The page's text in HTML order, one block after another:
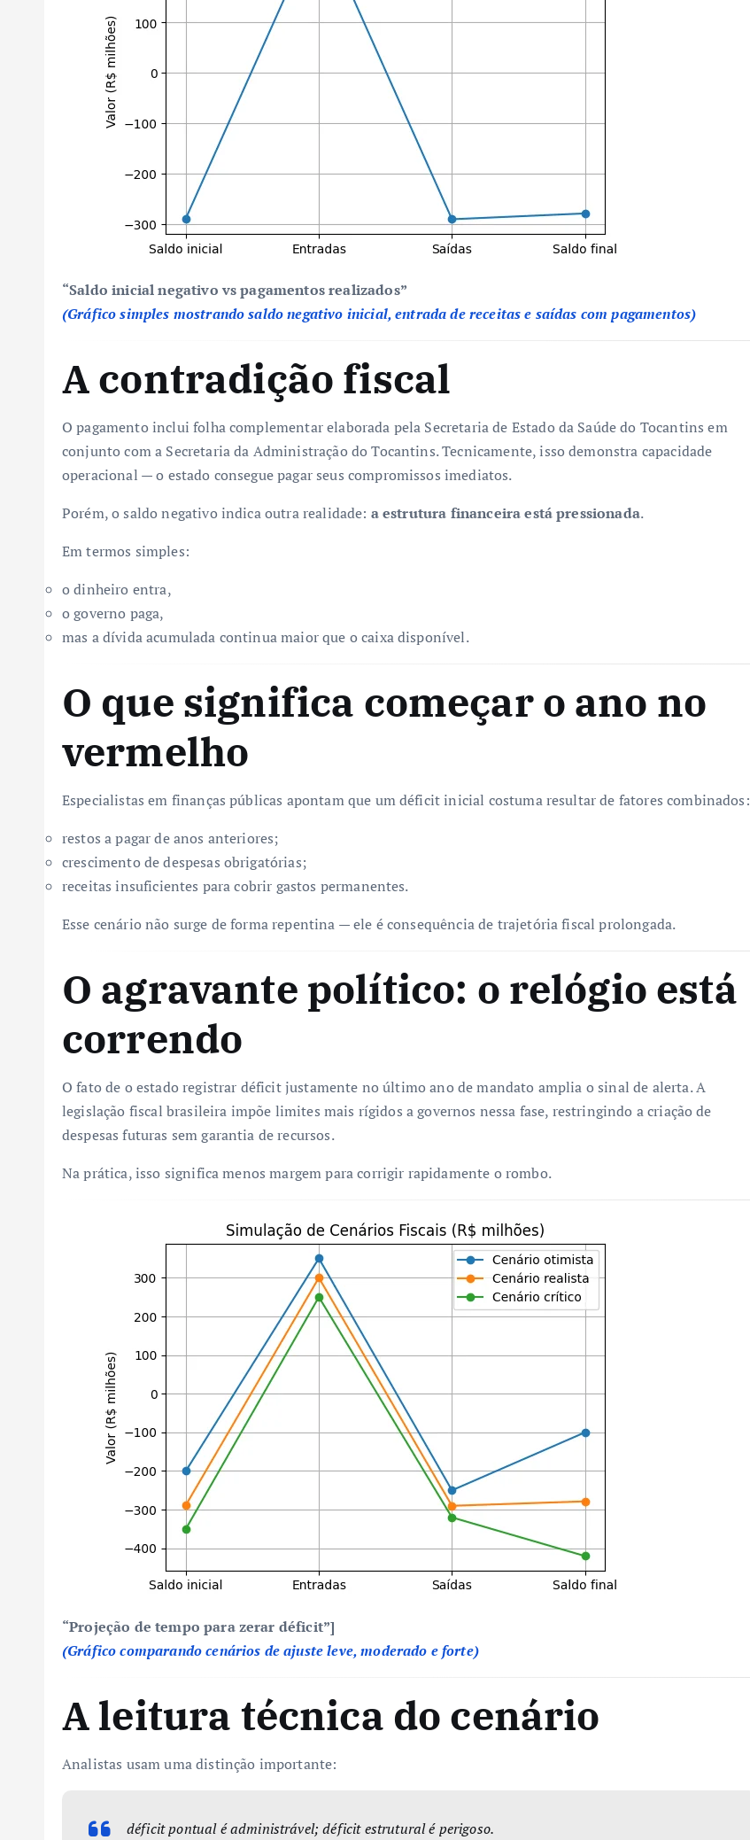
“Saldo inicial negativo vs pagamentos realizados”
(Gráfico simples mostrando saldo negativo inicial, entrada de receitas e saídas com pagamentos)
A contradição fiscal
O pagamento inclui folha complementar elaborada pela Secretaria de Estado da Saúde do Tocantins em
conjunto com a Secretaria da Administração do Tocantins. Tecnicamente, isso demonstra capacidade
operacional — o estado consegue pagar seus compromissos imediatos.
Porém, o saldo negativo indica outra realidade: a estrutura financeira está pressionada.
Em termos simples:
o dinheiro entra,
o governo paga,
mas a dívida acumulada continua maior que o caixa disponível.
O que significa começar o ano no
vermelho
Especialistas em finanças públicas apontam que um déficit inicial costuma resultar de fatores combinados:
restos a pagar de anos anteriores;
crescimento de despesas obrigatórias;
receitas insuficientes para cobrir gastos permanentes.
Esse cenário não surge de forma repentina — ele é consequência de trajetória fiscal prolongada.
O agravante político: o relógio está
correndo
O fato de o estado registrar déficit justamente no último ano de mandato amplia o sinal de alerta. A
legislação fiscal brasileira impõe limites mais rígidos a governos nessa fase, restringindo a criação de
despesas futuras sem garantia de recursos.
Na prática, isso significa menos margem para corrigir rapidamente o rombo.
“Projeção de tempo para zerar déficit”]
(Gráfico comparando cenários de ajuste leve, moderado e forte)
A leitura técnica do cenário
Analistas usam uma distinção importante:
déficit pontual é administrável; déficit estrutural é perigoso.